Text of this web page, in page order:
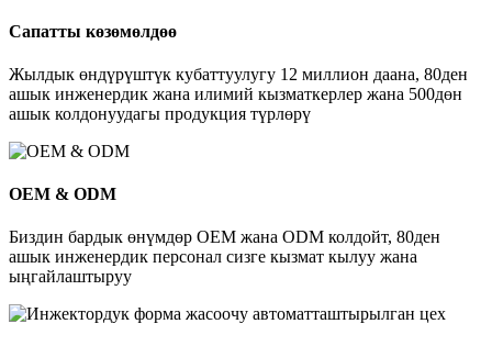
Сапатты көзөмөлдөө
Жылдык өндүрүштүк кубаттуулугу 12 миллион даана, 80ден
ашык инженердик жана илимий кызматкерлер жана 500дөн
ашык колдонуудагы продукция түрлөрү
OEM & ODM
Биздин бардык өнүмдөр OEM жана ODM колдойт, 80ден
ашык инженердик персонал сизге кызмат кылуу жана
ыңгайлаштыруу